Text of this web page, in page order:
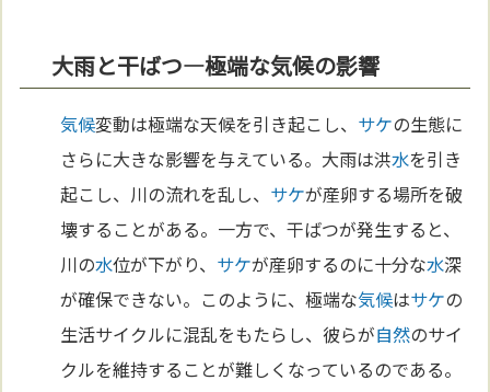
大雨と干ばつ—極端な気候の影響
気候変動は極端な天候を引き起こし、 サケの生態に
さらに大きな影響を与えている。大雨は洪水を引き
起こし、川の流れを乱し、 サケが産卵する場所を破
壊することがある。一方で、干ばつが発生すると、
川の水位が下がり、 サケが産卵するのに十分な水深
が確保できない。このように、極端な気候はサケの
生活サイクルに混乱をもたらし、彼らが自然のサイ
クルを維持することが難しくなっているのである。